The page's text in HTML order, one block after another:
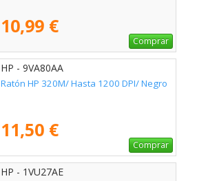
10,99 €
Comprar
HP - 9VA80AA
Ratón HP 320M/ Hasta 1200 DPI/ Negro
11,50 €
Comprar
HP - 1VU27AE